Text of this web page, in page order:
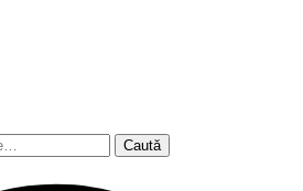
Caută